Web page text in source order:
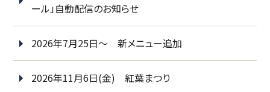
ール」自動配信のお知らせ
2026年7月25日～ 新メニュー追加
2026年11月6日(金) 紅葉まつり